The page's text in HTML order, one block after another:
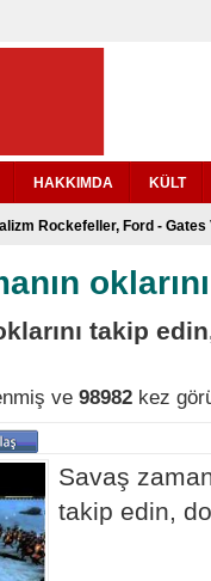
HAKKIMDA KÜLT
takip
ve 98982 kez
Savaş
takip edin,